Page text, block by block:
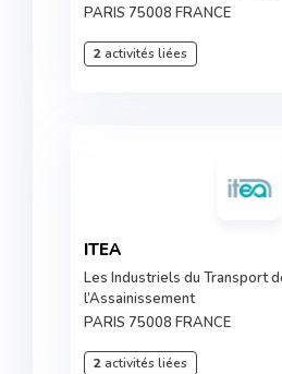
PARIS 75008 FRANCE
2activités liées
ITEA
Les Industriels du Transport
l’Assainissement
PARIS 75008 FRANCE
2activités liées